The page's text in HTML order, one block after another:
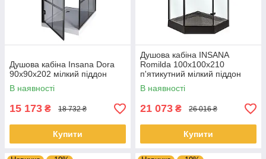
Душова кабіна Insana Dora
90x90x202 мілкий піддон
В наявності
15 173 ₴ 18 732 ₴
Купити
Душова кабіна INSANA
Romilda 100x100x210
п'ятикутний мілкий піддон
В наявності
21 073 ₴ 26 016 ₴
Купити